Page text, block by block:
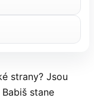
strany? Jsou
stane